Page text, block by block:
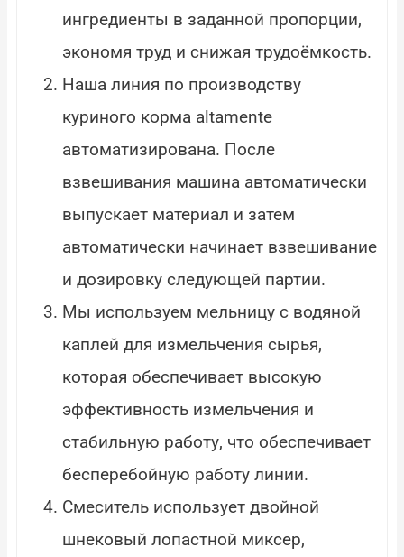
ингредиенты в заданной пропорции,
экономя труд и снижая трудоёмкость.
Наша линия по производству
куриного корма altamente
автоматизирована. После
взвешивания машина автоматически
выпускает материал и затем
автоматически начинает взвешивание
и дозировку следующей партии.
Мы используем мельницу с водяной
каплей для измельчения сырья,
которая обеспечивает высокую
эффективность измельчения и
стабильную работу, что обеспечивает
бесперебойную работу линии.
Смеситель использует двойной
шнековый лопастной миксер,